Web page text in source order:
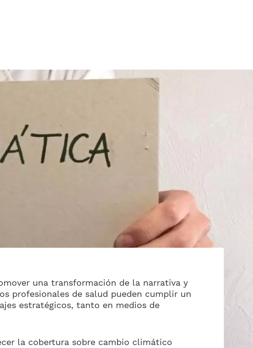
una transformación de la narrativa y
profesionales de salud pueden cumplir un
estratégicos, tanto en medios de
la cobertura sobre cambio climático